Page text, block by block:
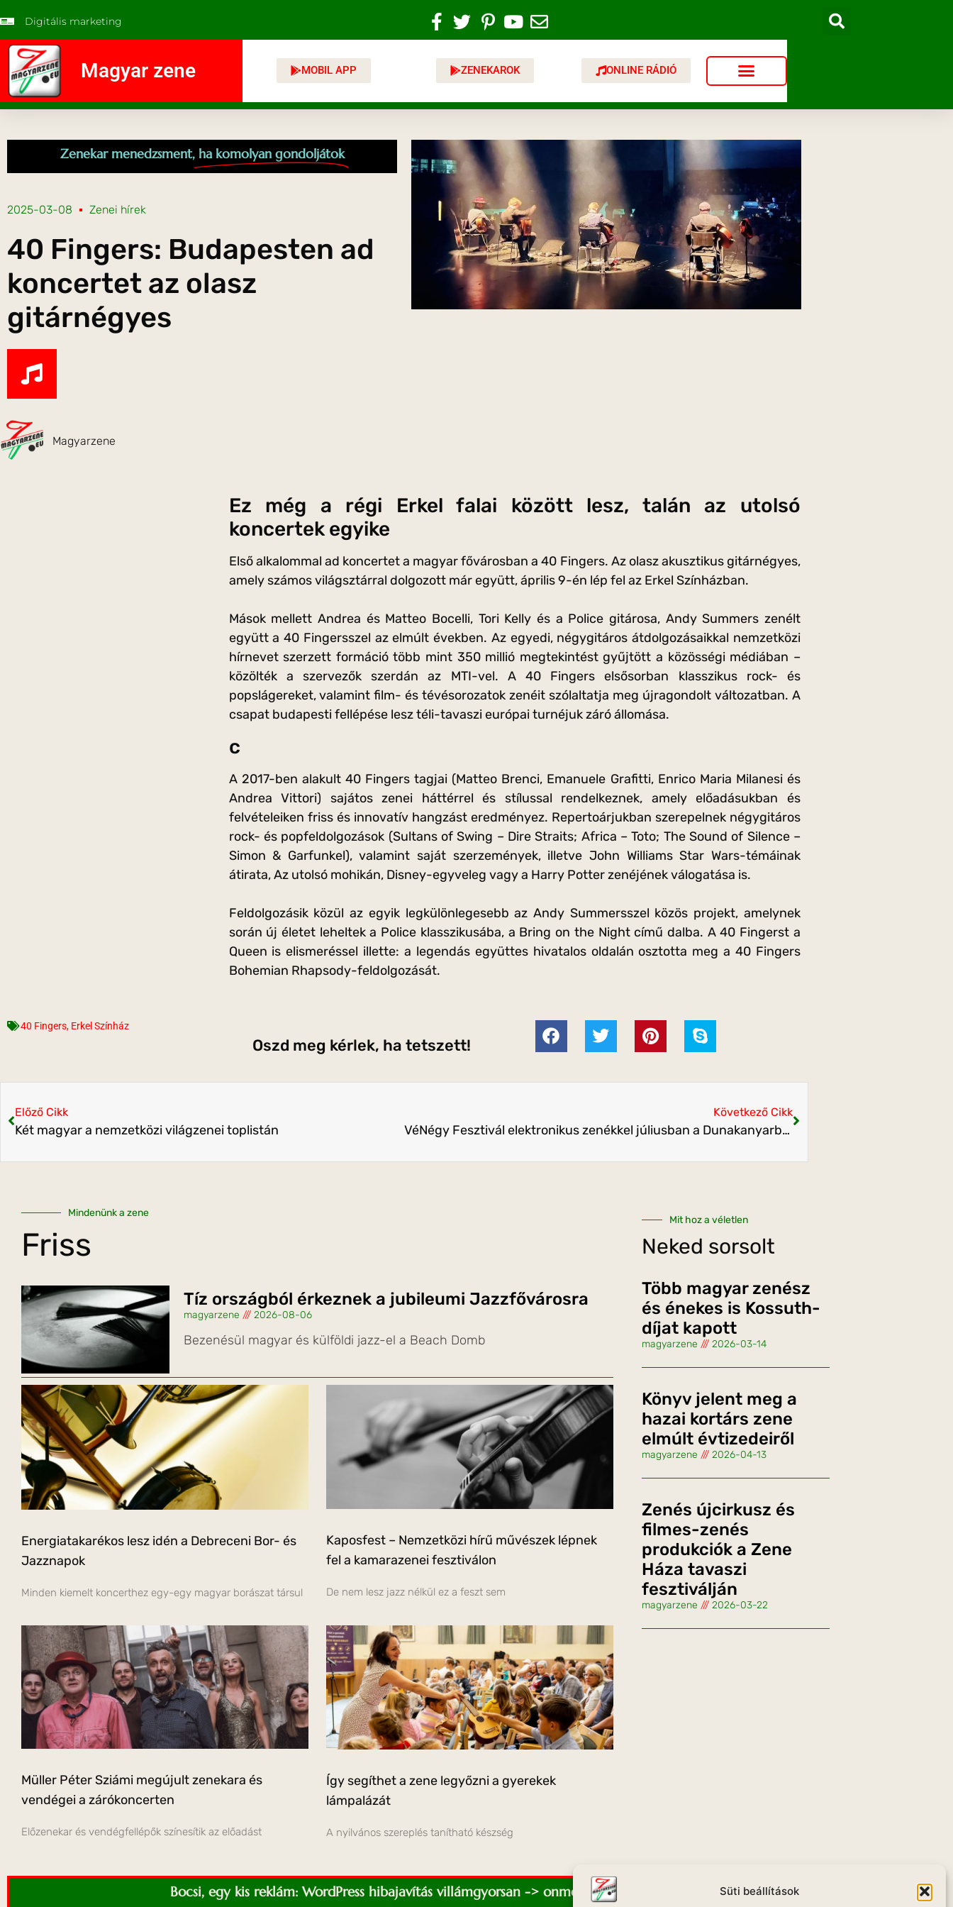
Süti beállítások
Digitális marketing
Magyar zene MOBIL APP ZENEKAROK ONLINE RÁDIÓ
Zenekar menedzsment, ha komolyan gondoljátok
2025-03-08 Zenei hírek
40 Fingers: Budapesten ad
koncertet az olasz
gitárnégyes
Magyarzene
Ez még a régi Erkel falai között lesz, talán az utolsó
koncertek egyike
Első alkalommal ad koncertet a magyar fővárosban a 40 Fingers. Az olasz akusztikus gitárnégyes,
amely számos világsztárral dolgozott már együtt, április 9-én lép fel az Erkel Színházban.
Mások mellett Andrea és Matteo Bocelli, Tori Kelly és a Police gitárosa, Andy Summers zenélt
együtt a 40 Fingersszel az elmúlt években. Az egyedi, négygitáros átdolgozásaikkal nemzetközi
hírnevet szerzett formáció több mint 350 millió megtekintést gyűjtött a közösségi médiában –
közölték a szervezők szerdán az MTI-vel. A 40 Fingers elsősorban klasszikus rock- és
popslágereket, valamint film- és tévésorozatok zenéit szólaltatja meg újragondolt változatban. A
csapat budapesti fellépése lesz téli-tavaszi európai turnéjuk záró állomása.
c
A 2017-ben alakult 40 Fingers tagjai (Matteo Brenci, Emanuele Grafitti, Enrico Maria Milanesi és
Andrea Vittori) sajátos zenei háttérrel és stílussal rendelkeznek, amely előadásukban és
felvételeiken friss és innovatív hangzást eredményez. Repertoárjukban szerepelnek négygitáros
rock- és popfeldolgozások (Sultans of Swing – Dire Straits; Africa – Toto; The Sound of Silence –
Simon & Garfunkel), valamint saját szerzemények, illetve John Williams Star Wars-témáinak
átirata, Az utolsó mohikán, Disney-egyveleg vagy a Harry Potter zenéjének válogatása is.
Feldolgozásik közül az egyik legkülönlegesebb az Andy Summersszel közös projekt, amelynek
során új életet leheltek a Police klasszikusába, a Bring on the Night című dalba. A 40 Fingerst a
Queen is elismeréssel illette: a legendás együttes hivatalos oldalán osztotta meg a 40 Fingers
Bohemian Rhapsody-feldolgozását.
40 Fingers, Erkel Színház
Oszd meg kérlek, ha tetszett!
Előző Cikk
Két magyar a nemzetközi világzenei toplistán
Következő Cikk
VéNégy Fesztivál elektronikus zenékkel júliusban a Dunakanyarban
Mindenünk a zene
Friss
Tíz országból érkeznek a jubileumi Jazzfővárosra
magyarzene 2026-08-06
Bezenésül magyar és külföldi jazz-el a Beach Domb
Energiatakarékos lesz idén a Debreceni Bor- és
Jazznapok
Minden kiemelt koncerthez egy-egy magyar borászat társul
Kaposfest – Nemzetközi hírű művészek lépnek
fel a kamarazenei fesztiválon
De nem lesz jazz nélkül ez a feszt sem
Müller Péter Sziámi megújult zenekara és
vendégei a zárókoncerten
Előzenekar és vendégfellépők színesítik az előadást
Így segíthet a zene legyőzni a gyerekek
lámpalázát
A nyilvános szereplés tanítható készség
Mit hoz a véletlen
Neked sorsolt
Több magyar zenész
és énekes is Kossuth-
díjat kapott
magyarzene 2026-03-14
Könyv jelent meg a
hazai kortárs zene
elmúlt évtizedeiről
magyarzene 2026-04-13
Zenés újcirkusz és
filmes-zenés
produkciók a Zene
Háza tavaszi
fesztiválján
magyarzene 2026-03-22
Bocsi, egy kis reklám: WordPress hibajavítás villámgyorsan -> onmediaweb.eu